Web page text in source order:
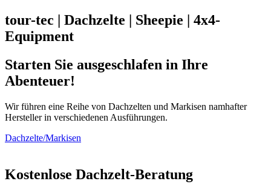
tour-tec | Dachzelte | Sheepie | 4x4-
Equipment
Starten Sie ausgeschlafen in Ihre
Abenteuer!
Wir führen eine Reihe von Dachzelten und Markisen namhafter
Hersteller in verschiedenen Ausführungen.
Dachzelte/Markisen
Kostenlose Dachzelt-Beratung